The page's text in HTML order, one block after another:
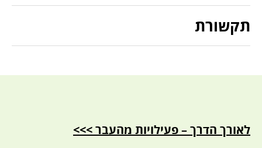
תקשורת
לאורך הדרך – פעילויות מהעבר >>>